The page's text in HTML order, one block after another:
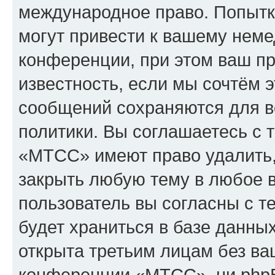
международное право.
могут привести к вашему
конференции, при этом ваш
известность, если мы сочтём
сообщений сохраняются для
политики. Вы соглашаетесь
«МТСС» имеют право удалить,
закрыть любую тему в любое
пользователь вы согласны с
будет храниться в базе
открыта третьим лицам без